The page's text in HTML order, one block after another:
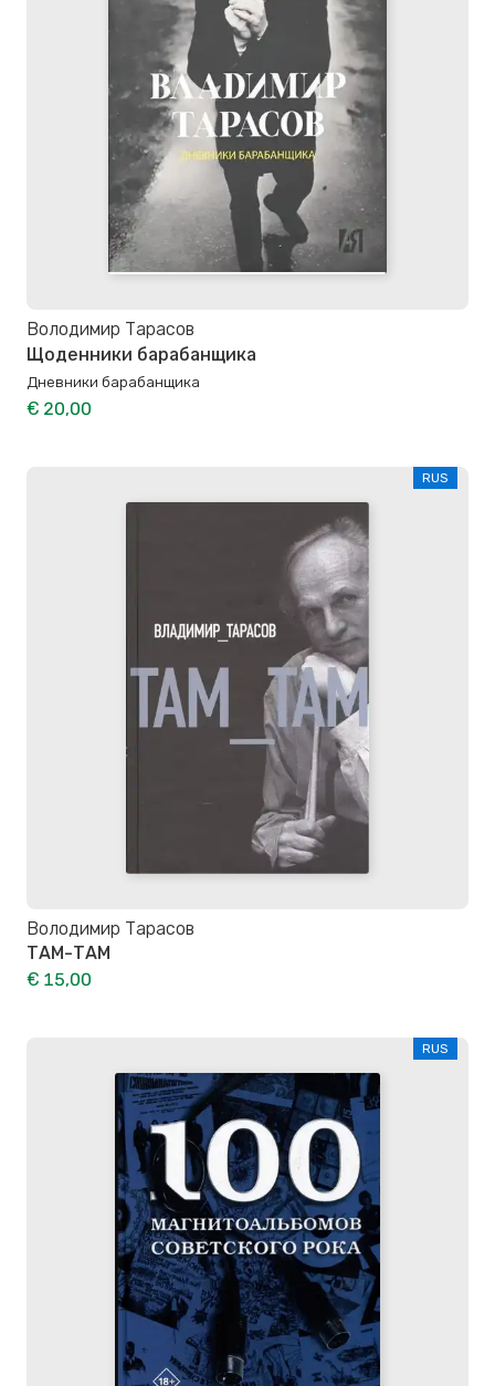
Володимир Тарасов
Щоденники барабанщика
Дневники барабанщика
€ 20,00
RUS
Володимир Тарасов
ТАМ-ТАМ
€ 15,00
RUS